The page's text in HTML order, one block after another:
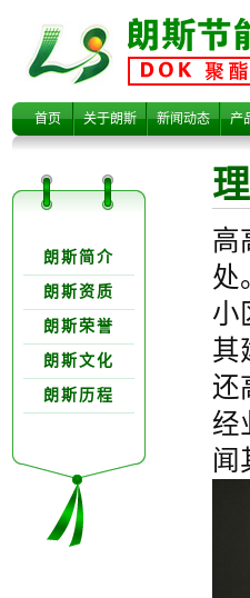
理想居
首页 关于朗斯 新闻动态 产
高
处
小
其
还
经
闻
朗斯简介
朗斯资质
朗斯荣誉
朗斯文化
朗斯历程